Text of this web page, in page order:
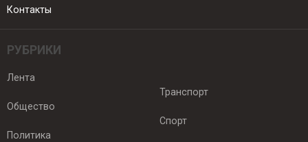
Контакты
РУБРИКИ
Лента
Общество
Политика
Транспорт
Спорт